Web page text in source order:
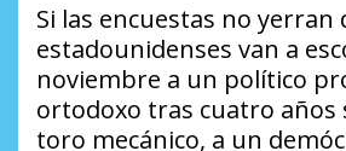
Si las encuestas no yerran
estadounidenses van a
noviembre a un político
ortodoxo tras cuatro años
toro mecánico, a un